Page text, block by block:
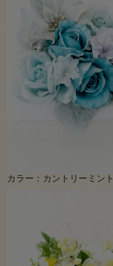
カラー：カントリーミント